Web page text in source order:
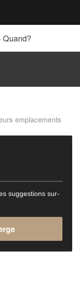
Quand?
emplacements
suggestions sur-